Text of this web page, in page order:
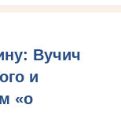
Вучич
и
«о